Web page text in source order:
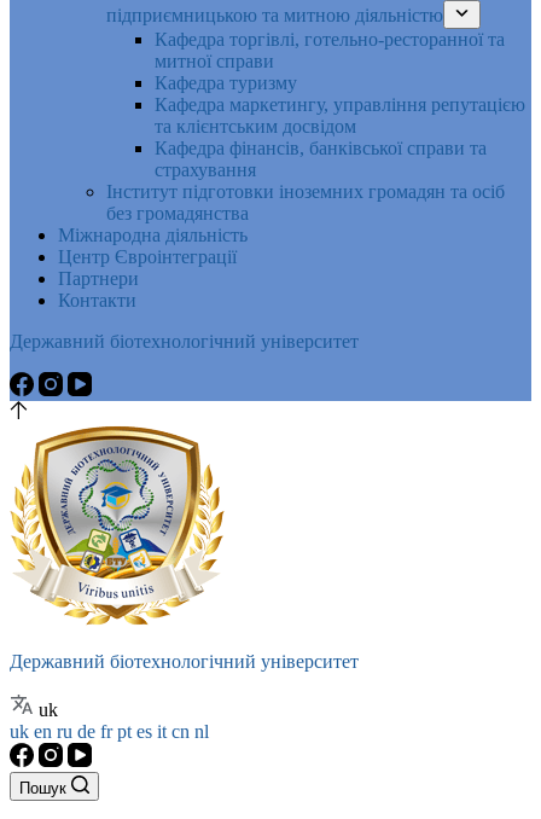
підприємницькою та митною діяльністю
Кафедра торгівлі, готельно-ресторанної та
митної справи
Кафедра туризму
Кафедра маркетингу, управління репутацією
та клієнтським досвідом
Кафедра фінансів, банківської справи та
страхування
Інститут підготовки іноземних громадян та осіб
без громадянства
Міжнародна діяльність
Центр Євроінтеграції
Партнери
Контакти
Державний біотехнологічний університет
Державний біотехнологічний університет
uk
uk en ru de frpt es it cn nl
Пошук